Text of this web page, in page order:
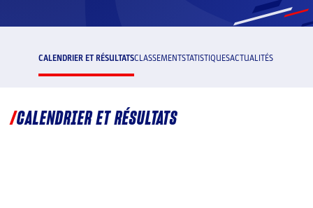
CALENDRIER ET RÉSULTATSCLASSEMENTSTATISTIQUESACTUALITÉS
CALENDRIER ET RÉSULTATS